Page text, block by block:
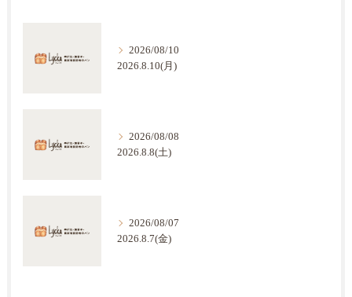
2026/08/10
2026.8.10(月)
2026/08/08
2026.8.8(土)
2026/08/07
2026.8.7(金)